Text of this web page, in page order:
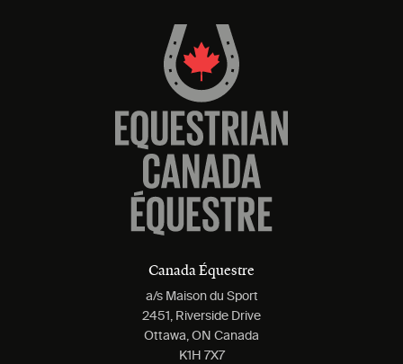
Canada Équestre
a/s Maison du Sport
2451, Riverside Drive
Ottawa, ON Canada
K1H 7X7